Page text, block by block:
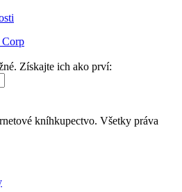
Získajte ich ako prví:
kníhkupectvo. Všetky práva